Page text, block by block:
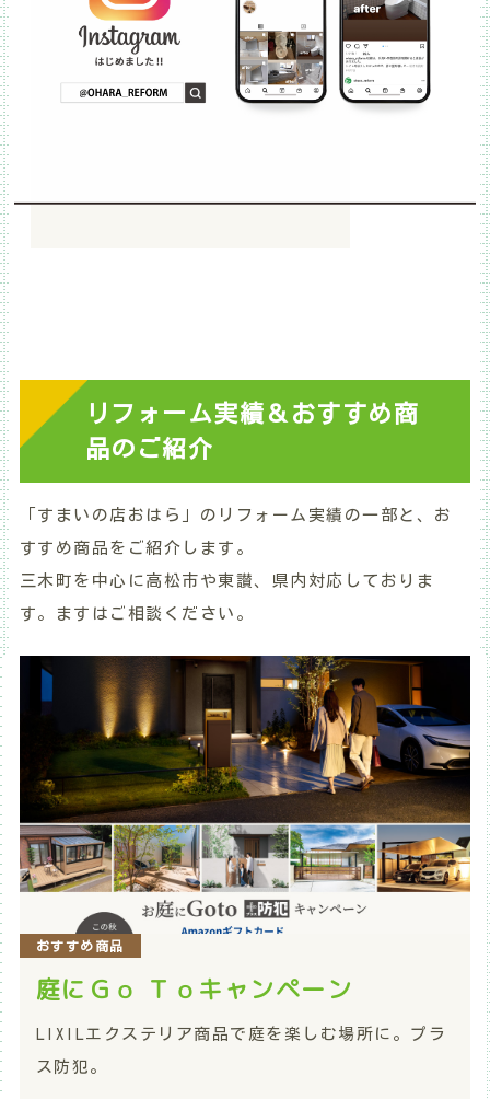
リフォーム実績＆おすすめ商
品のご紹介
「すまいの店おはら」のリフォーム実績の一部と、お
すすめ商品をご紹介します。
三木町を中心に高松市や東讃、県内対応しておりま
す。ますはご相談ください。
庭にＧｏ Ｔｏキャンペーン
LIXILエクステリア商品で庭を楽しむ場所に。プラ
ス防犯。
おすすめ商品